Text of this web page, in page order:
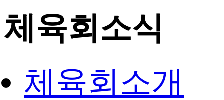
체육회소식
체육회소개